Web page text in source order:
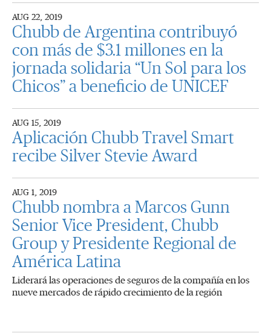
AUG 22, 2019
Chubb de Argentina contribuyó
con más de $3.1 millones en la
jornada solidaria “Un Sol para los
Chicos” a beneficio de UNICEF
AUG 15, 2019
Aplicación Chubb Travel Smart
recibe Silver Stevie Award
AUG 1, 2019
Chubb nombra a Marcos Gunn
Senior Vice President, Chubb
Group y Presidente Regional de
América Latina
Liderará las operaciones de seguros de la compañía en los
nueve mercados de rápido crecimiento de la región